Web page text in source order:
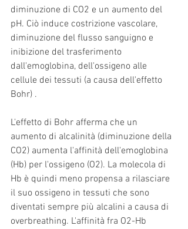
diminuzione di CO2 e un aumento del
pH. Ciò induce costrizione vascolare,
diminuzione del flusso sanguigno e
inibizione del trasferimento
dall'emoglobina, dell'ossigeno alle
cellule dei tessuti (a causa dell'effetto
Bohr) .
L'effetto di Bohr afferma che un
aumento di alcalinità (diminuzione della
CO2) aumenta l'affinità dell'emoglobina
(Hb) per l'ossigeno (O2). La molecola di
Hb è quindi meno propensa a rilasciare
il suo ossigeno in tessuti che sono
diventati sempre più alcalini a causa di
overbreathing. L'affinità fra O2-Hb